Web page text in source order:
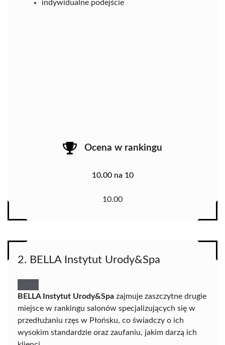
indywidualne podejście
Ocena w rankingu
10.00 na 10
10.00
2. BELLA Instytut Urody&Spa
BELLA Instytut Urody&Spa zajmuje zaszczytne drugie
miejsce w rankingu salonów specjalizujących się w
przedłużaniu rzęs w Płońsku, co świadczy o ich
wysokim standardzie oraz zaufaniu, jakim darzą ich